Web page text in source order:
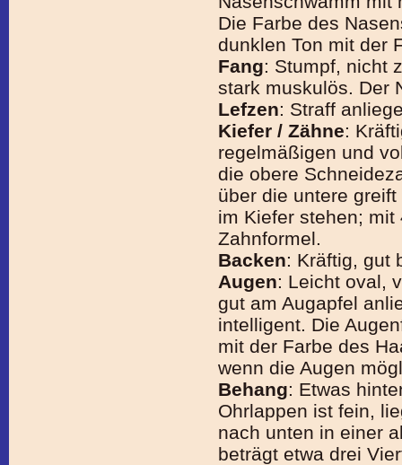
Die Farbe des
dunklen Ton mit der
Fang: Stumpf, nicht
stark muskulös. Der
Lefzen: Straff
Kiefer / Zähne:
regelmäßigen und
die obere
über die untere
im Kiefer stehen;
Zahnformel.
Backen: Kräftig, gut
Augen: Leicht oval,
gut am Augapfel
intelligent. Die
mit der Farbe des
wenn die Augen
Behang: Etwas
Ohrlappen ist fein,
nach unten in einer
beträgt etwa drei